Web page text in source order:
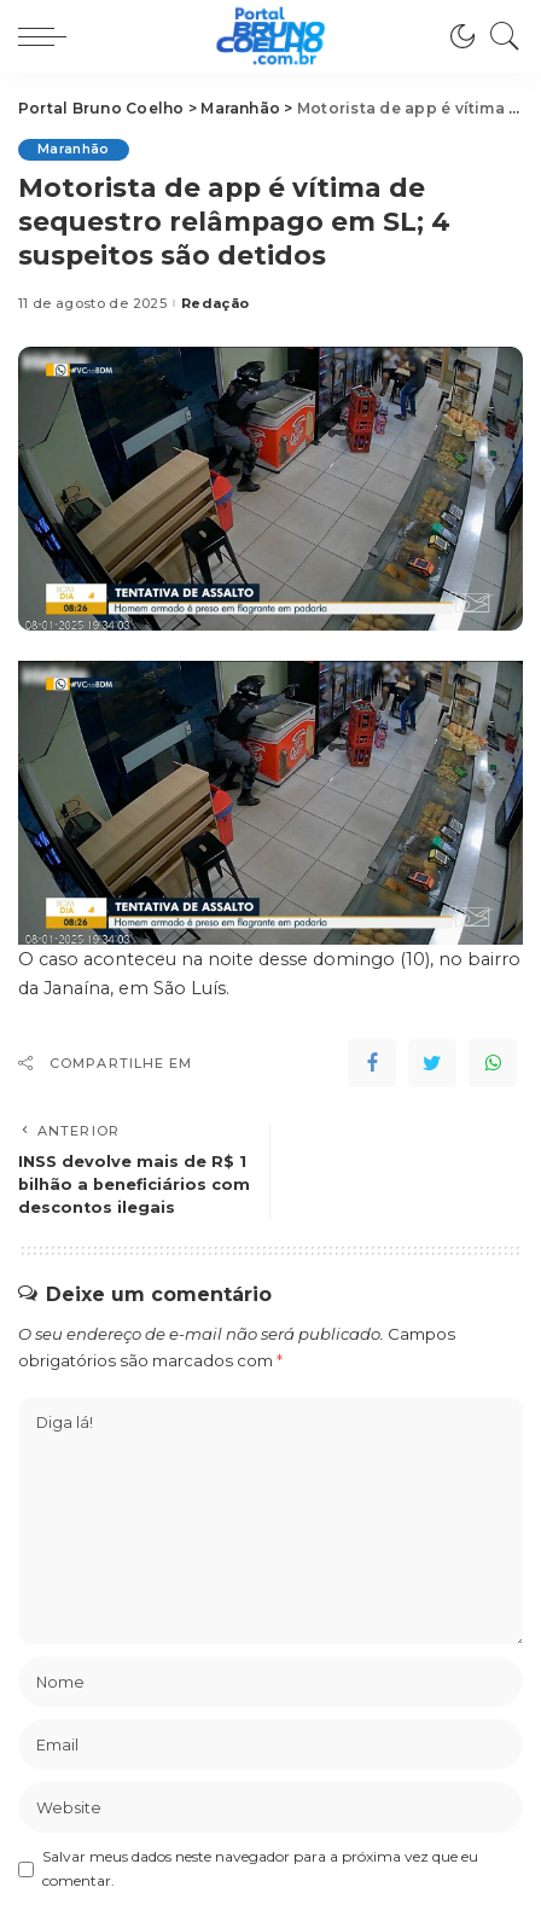
Portal Bruno Coelho > Maranhão > Motorista de app é vítima de sequestro relâmpago em SL; 4 suspeitos são detidos
Maranhão
Motorista de app é vítima de
sequestro relâmpago em SL; 4
suspeitos são detidos
11 de agosto de 2025Posted
Redação
O caso aconteceu na noite desse domingo (10), no bairro
da Janaína, em São Luís.
COMPARTILHE EM
ANTERIOR
INSS devolve mais de R$ 1
bilhão a beneficiários com
descontos ilegais
Deixe um comentário
O seu endereço de e-mail não será publicado. Campos
obrigatórios são marcados com *
Salvar meus dados neste navegador para a próxima vez que eu
comentar.